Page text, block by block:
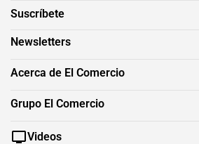
Suscríbete
Newsletters
Acerca de El Comercio
Grupo El Comercio
Videos